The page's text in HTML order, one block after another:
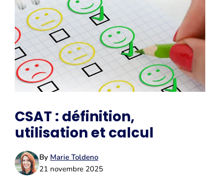
CSAT : définition,
utilisation et calcul
By Marie Toldeno
21 novembre 2025